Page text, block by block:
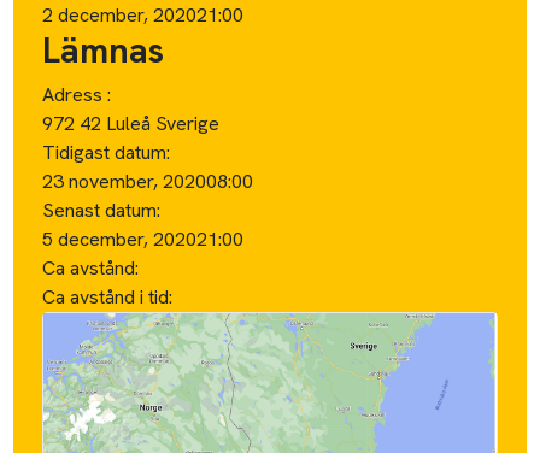
2 december, 202021:00
Lämnas
Adress :
972 42 Luleå Sverige
Tidigast datum:
23 november, 202008:00
Senast datum:
5 december, 202021:00
Ca avstånd:
Ca avstånd i tid: